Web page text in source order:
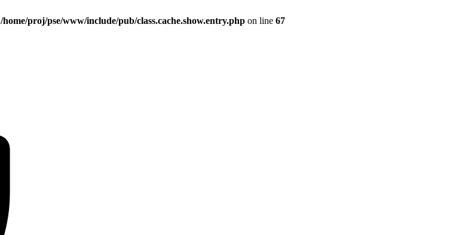
/home/proj/pse/www/include/pub/class.cache.show.entry.php on line 67